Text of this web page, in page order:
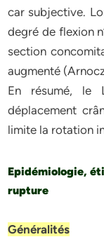
car subjective.
degré de flexion
section
augmenté
En résumé, le
déplacement
limite la rotation
Epidémiologie,
rupture
Généralités